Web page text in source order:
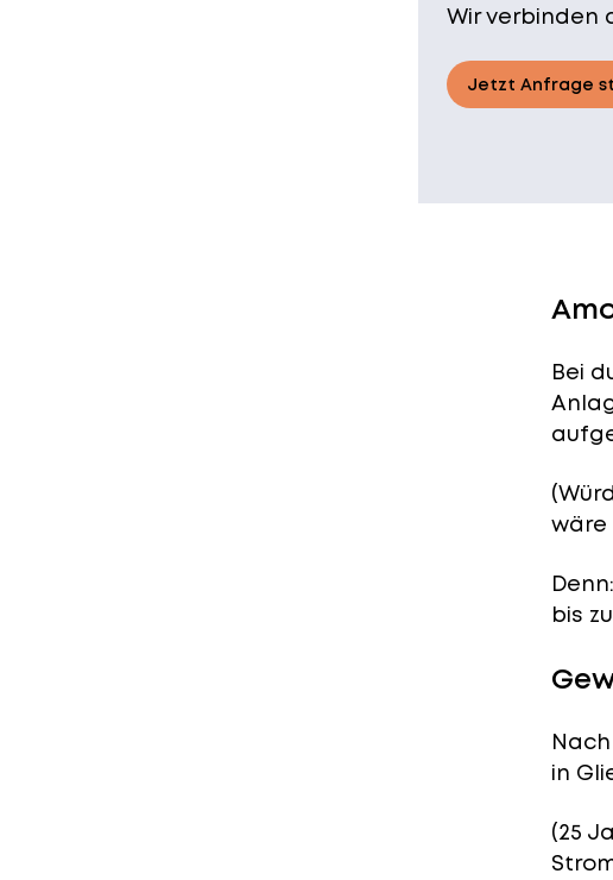
Wir verbinden
Jetzt Anfrage
Bei
bis
in
(25